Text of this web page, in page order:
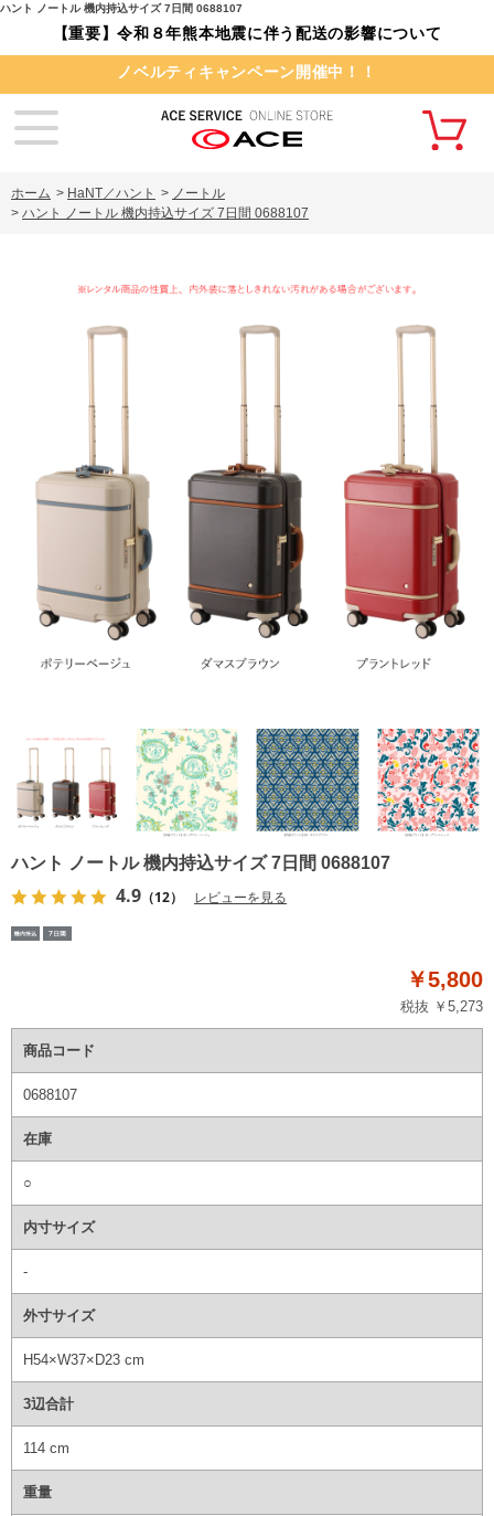
ハント ノートル 機内持込サイズ 7日間 0688107
【重要】令和８年熊本地震に伴う配送の影響について
ノベルティキャンペーン開催中！！
ホーム > HaNT／ハント > ノートル
> ハント ノートル 機内持込サイズ 7日間 0688107
ハント ノートル 機内持込サイズ 7日間 0688107
4.9 （12） レビューを見る
￥5,800
税抜 ￥5,273
商品コード
0688107
在庫
○
内寸サイズ
-
外寸サイズ
H54×W37×D23 cm
3辺合計
114 cm
重量